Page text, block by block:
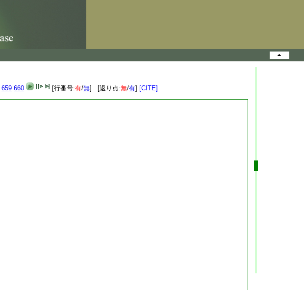
659 660 [行番号:有/無] [返り点:無/有] [CITE]